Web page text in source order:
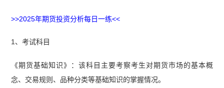
>>2025年期货投资分析每日一练<<
1、考试科目
《期货基础知识》：该科目主要考察考生对期货市场的基本概
念、交易规则、品种分类等基础知识的掌握情况。